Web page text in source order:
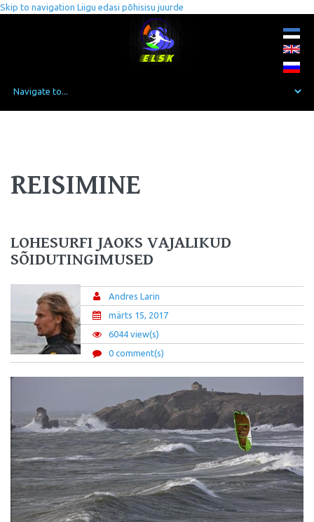
Skip to navigation Liigu edasi põhisisu juurde
REISIMINE
LOHESURFI JAOKS VAJALIKUD
SÕIDUTINGIMUSED
Andres Larin
märts 15, 2017
6044 view(s)
0 comment(s)